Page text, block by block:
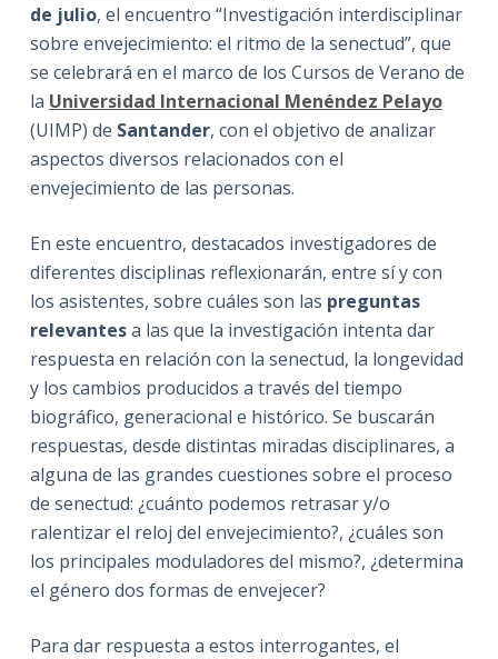
de julio, el encuentro “Investigación interdisciplinar
sobre envejecimiento: el ritmo de la senectud”, que
se celebrará en el marco de los Cursos de Verano de
la Universidad Internacional Menéndez Pelayo
(UIMP) de Santander, con el objetivo de analizar
aspectos diversos relacionados con el
envejecimiento de las personas.
En este encuentro, destacados investigadores de
diferentes disciplinas reflexionarán, entre sí y con
los asistentes, sobre cuáles son las preguntas
relevantesa las que la investigación intenta dar
respuesta en relación con la senectud, la longevidad
y los cambios producidos a través del tiempo
biográfico, generacional e histórico. Se buscarán
respuestas, desde distintas miradas disciplinares, a
alguna de las grandes cuestiones sobre el proceso
de senectud: ¿cuánto podemos retrasar y/o
ralentizar el reloj del envejecimiento?, ¿cuáles son
los principales moduladores del mismo?, ¿determina
el género dos formas de envejecer?
Para dar respuesta a estos interrogantes, el